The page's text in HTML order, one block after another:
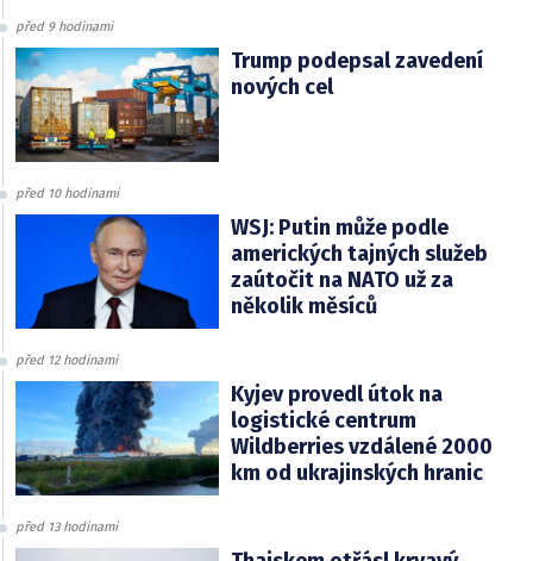
před 9 hodinami
Trump podepsal zavedení
nových cel
před 10 hodinami
WSJ: Putin může podle
amerických tajných služeb
zaútočit na NATO už za
několik měsíců
před 12 hodinami
Kyjev provedl útok na
logistické centrum
Wildberries vzdálené 2000
km od ukrajinských hranic
před 13 hodinami